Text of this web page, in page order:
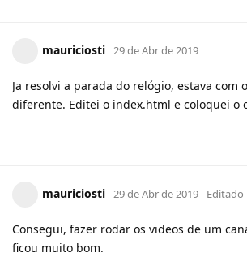
mauriciosti 29 de Abr de 2019
Ja resolvi a parada do relógio, estava com
diferente. Editei o index.html e coloquei o
mauriciosti 29 de Abr de 2019 Editado
Consegui, fazer rodar os videos de um
ficou muito bom.